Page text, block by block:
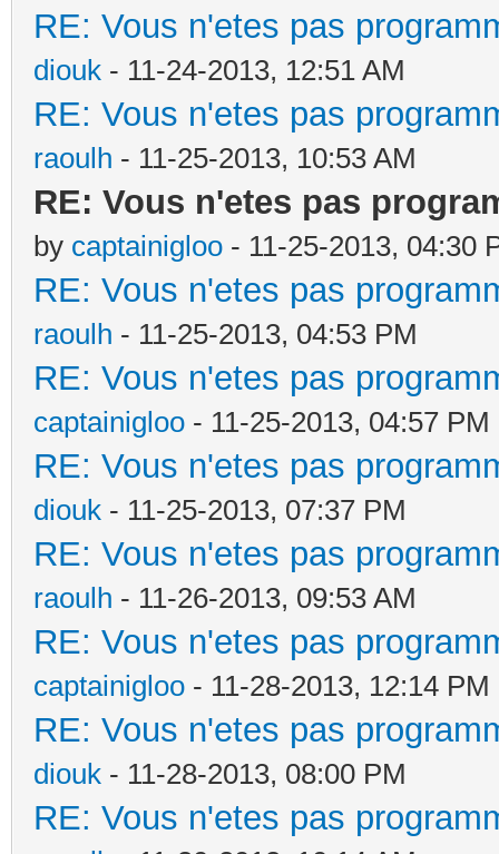
RE: Vous n'etes pas
diouk - 11-24-2013, 12:51 AM
RE: Vous n'etes pas
raoulh - 11-25-2013, 10:53 AM
RE: Vous n'etes pas
by captainigloo - 11-25-2013, 04:30
RE: Vous n'etes pas
raoulh - 11-25-2013, 04:53 PM
RE: Vous n'etes pas
captainigloo - 11-25-2013, 04:57 PM
RE: Vous n'etes pas
diouk - 11-25-2013, 07:37 PM
RE: Vous n'etes pas
raoulh - 11-26-2013, 09:53 AM
RE: Vous n'etes pas
captainigloo - 11-28-2013, 12:14 PM
RE: Vous n'etes pas
diouk - 11-28-2013, 08:00 PM
RE: Vous n'etes pas